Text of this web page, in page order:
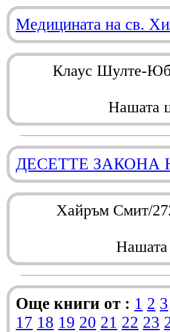
Медицината на св.
Клаус Шулте-
Нашата
ДЕСЕТТЕ ЗАКОНА
Хайръм Смит/
Нашата
Още книги от : 1 2 3
17 18 19 20 21 22 23